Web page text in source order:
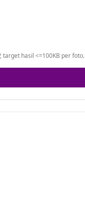
target hasil <=100KB per foto.